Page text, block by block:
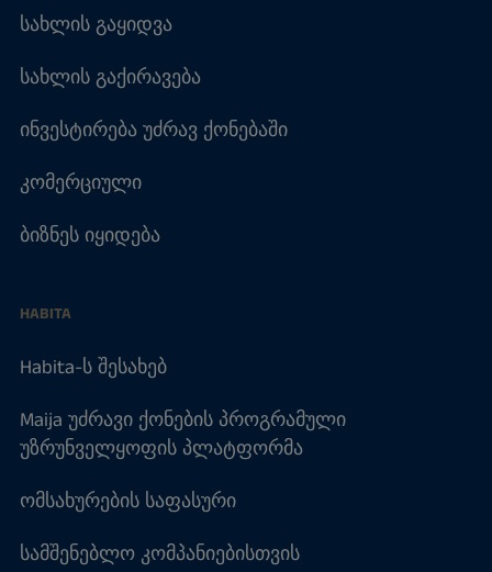
სახლის გაყიდვა
სახლის გაქირავება
ინვესტირება უძრავ ქონებაში
კომერციული
ბიზნეს იყიდება
HABITA
Habita-ს შესახებ
Maija უძრავი ქონების პროგრამული
უზრუნველყოფის პლატფორმა
ომსახურების საფასური
სამშენებლო კომპანიებისთვის